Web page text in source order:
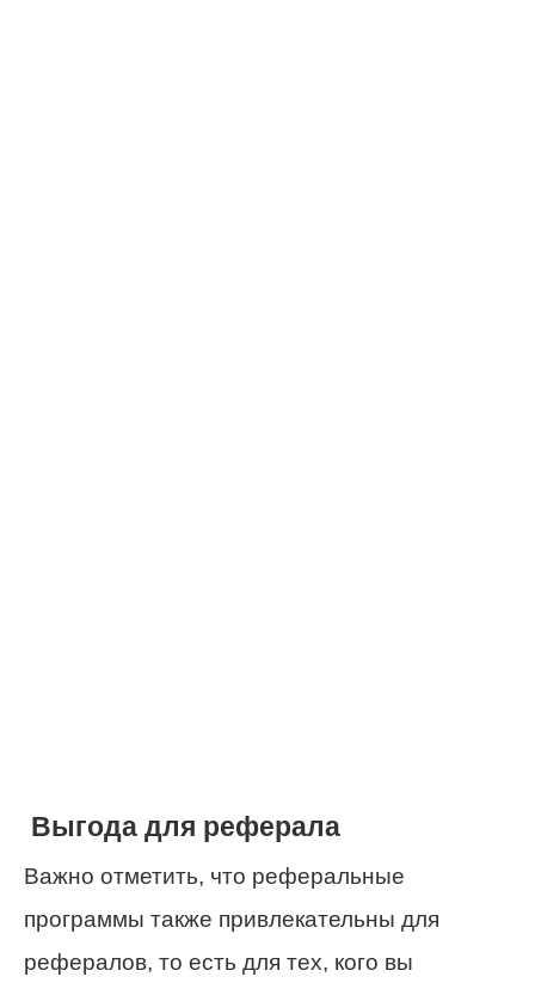
Выгода для реферала
Важно отметить, что реферальные
программы также привлекательны для
рефералов, то есть для тех, кого вы